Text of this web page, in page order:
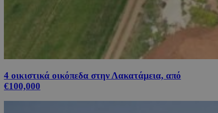
4 οικιστικά οικόπεδα στην Λακατάμεια, από
€100,000